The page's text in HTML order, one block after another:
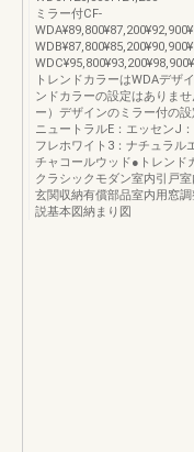
ミラー付CF-
トレンドカラーはWDAデザ
ンドカラーの設定はありま
ー）デザインのミラー付の
ニュートラルE：エッセンJ
フレホワイト3：ナチュラル
チャコールウッド●トレンド
クラシックモダン室内引戸
玄関収納有償部品室内用窓
説基本図納まり図